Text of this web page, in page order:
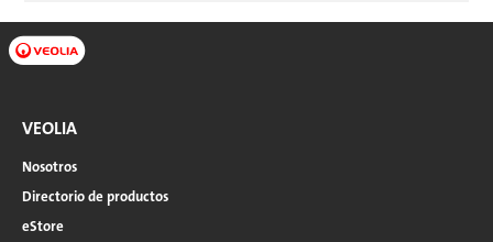
VEOLIA
Nosotros
Directorio de productos
eStore